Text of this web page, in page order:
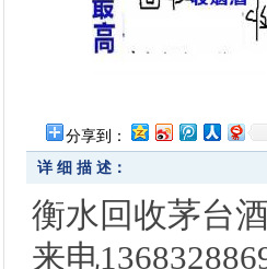
分享到：
详 细 描 述：
衡水回收茅台
来电